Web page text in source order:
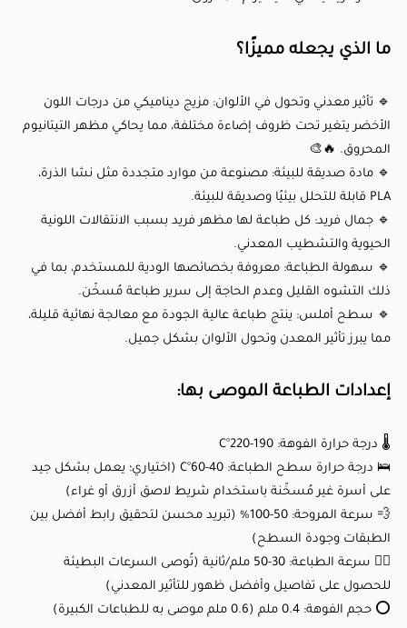
🌡️ درجة حرارة الفوهة: 190-220°C
💨 سرعة المروحة: 50-100% (تبريد محسن لتحقيق رابط أفضل
بين الطبقات وجودة السطح)
للحصول على تفاصيل وأفضل ظهور للتأثير المعدني)
أطلق العنان لإبداعك مع Zahi Burnt Titanium
PLA (أخضر):
معدنية وتحول في الألوان.
🎁 هدايا مخصصة: مثالية لصناعة هدايا شخصية مثل أغطية
الهواتف، السلاسل المفاتيح، أو الملحقات ذات الطابع الخاص.
🌌 القطع الزخرفية: أضف لمسة من الفخامة إلى منزلك مع
المزهريات، حوامل الشموع، أو الفنون الجدارية بنمط التيتانيوم
المحروق.
ما الذي يجعله مميزًا؟
🔹 تأثير معدني وتحول في الألوان: مزيج ديناميكي من درجات اللون
الأخضر يتغير تحت ظروف إضاءة مختلفة، مما يحاكي مظهر التيتانيوم
المحروق. 🔥🎨
🔹 مادة صديقة للبيئة: مصنوعة من موارد متجددة مثل نشا الذرة،
PLA قابلة للتحلل بيئيًا وصديقة للبيئة.
🔹 جمال فريد: كل طباعة لها مظهر فريد بسبب الانتقالات اللونية
الحيوية والتشطيب المعدني.
🔹 سهولة الطباعة: معروفة بخصائصها الودية للمستخدم، بما في
ذلك التشوه القليل وعدم الحاجة إلى سرير طباعة مُسخّن.
🔹 سطح أملس: ينتج طباعة عالية الجودة مع معالجة نهائية قليلة،
مما يبرز تأثير المعدن وتحول الألوان بشكل جميل.
إعدادات الطباعة الموصى بها:
🌡️ درجة حرارة الفوهة: 190-220°C
🛌 درجة حرارة سطح الطباعة: 40-60°C (اختياري؛ يعمل بشكل جيد
على أسرة غير مُسخّنة باستخدام شريط لاصق أزرق أو غراء)
💨 سرعة المروحة: 50-100% (تبريد محسن لتحقيق رابط أفضل بين
الطبقات وجودة السطح)
🏃‍♂️ سرعة الطباعة: 30-50 ملم/ثانية (تُوصى السرعات البطيئة
للحصول على تفاصيل وأفضل ظهور للتأثير المعدني)
⭕ حجم الفوهة: 0.4 ملم (0.6 ملم موصى به للطباعات الكبيرة)